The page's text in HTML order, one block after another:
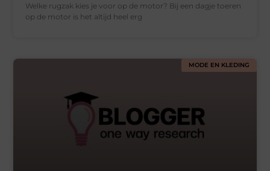
Welke rugzak kies je voor op de motor? Bij een dagje toeren
op de motor is het altijd heel erg
MODE EN KLEDING